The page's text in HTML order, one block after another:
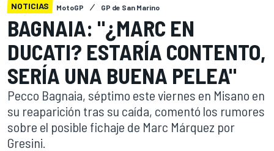
NOTICIAS MotoGP GP de San Marino
BAGNAIA: "¿MARC EN
DUCATI? ESTARÍA CONTENTO,
SERÍA UNA BUENA PELEA"
Pecco Bagnaia, séptimo este viernes en Misano en
su reaparición tras su caída, comentó los rumores
sobre el posible fichaje de Marc Márquez por
Gresini.